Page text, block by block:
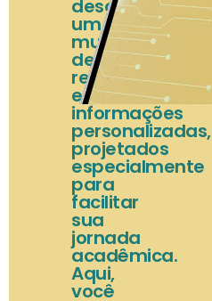
descubra
um
mundo
de
recursos
e
informações
personalizadas,
projetados
especialmente
para
facilitar
sua
jornada
acadêmica.
Aqui,
você